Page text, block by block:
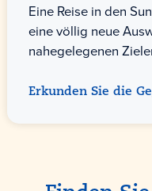
Eine Reise in den
eine völlig neue
nahegelegenen
Erkunden Sie die